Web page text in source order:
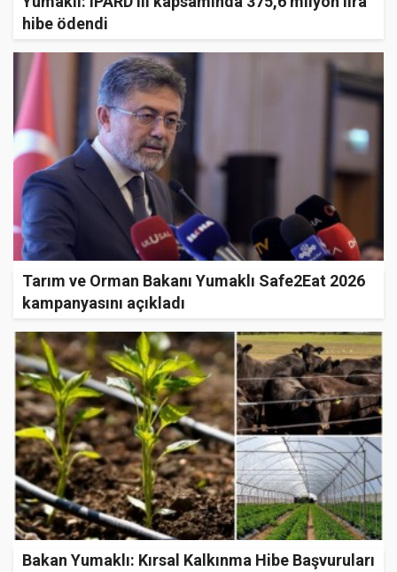
hibe ödendi
Tarım ve Orman Bakanı Yumaklı Safe2Eat 2026
kampanyasını açıkladı
Bakan Yumaklı: Kırsal Kalkınma Hibe Başvuruları